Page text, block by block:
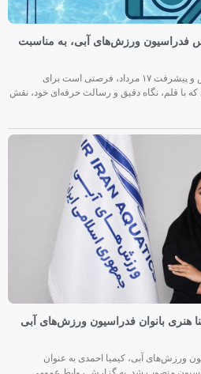
فدراسیون ورزش‌های آبی، به مناسبت
خبرنگاران؛ راویان آب، روایتگران تلاش و پیشرفت ۱۷ مرداد، فرصتی است برای
با قلم، نگاه دقیق و رسالت حرفه‌ای خود، نقش
هنری بانوان فدراسیون ورزش‌های آبی
ورزش‌های آبی، کیمیا احمدی به عنوان